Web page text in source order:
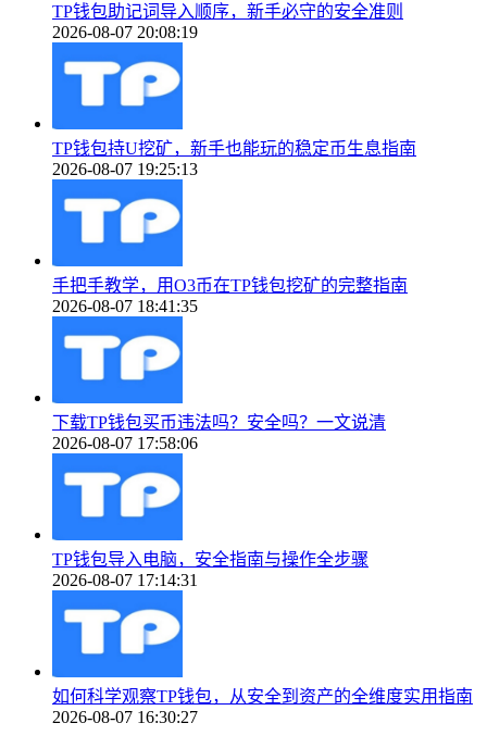
TP钱包助记词导入顺序，新手必守的安全准则
2026-08-07 20:08:19
TP钱包持U挖矿，新手也能玩的稳定币生息指南
2026-08-07 19:25:13
手把手教学，用O3币在TP钱包挖矿的完整指南
2026-08-07 18:41:35
下载TP钱包买币违法吗？安全吗？一文说清
2026-08-07 17:58:06
TP钱包导入电脑，安全指南与操作全步骤
2026-08-07 17:14:31
如何科学观察TP钱包，从安全到资产的全维度实用指南
2026-08-07 16:30:27